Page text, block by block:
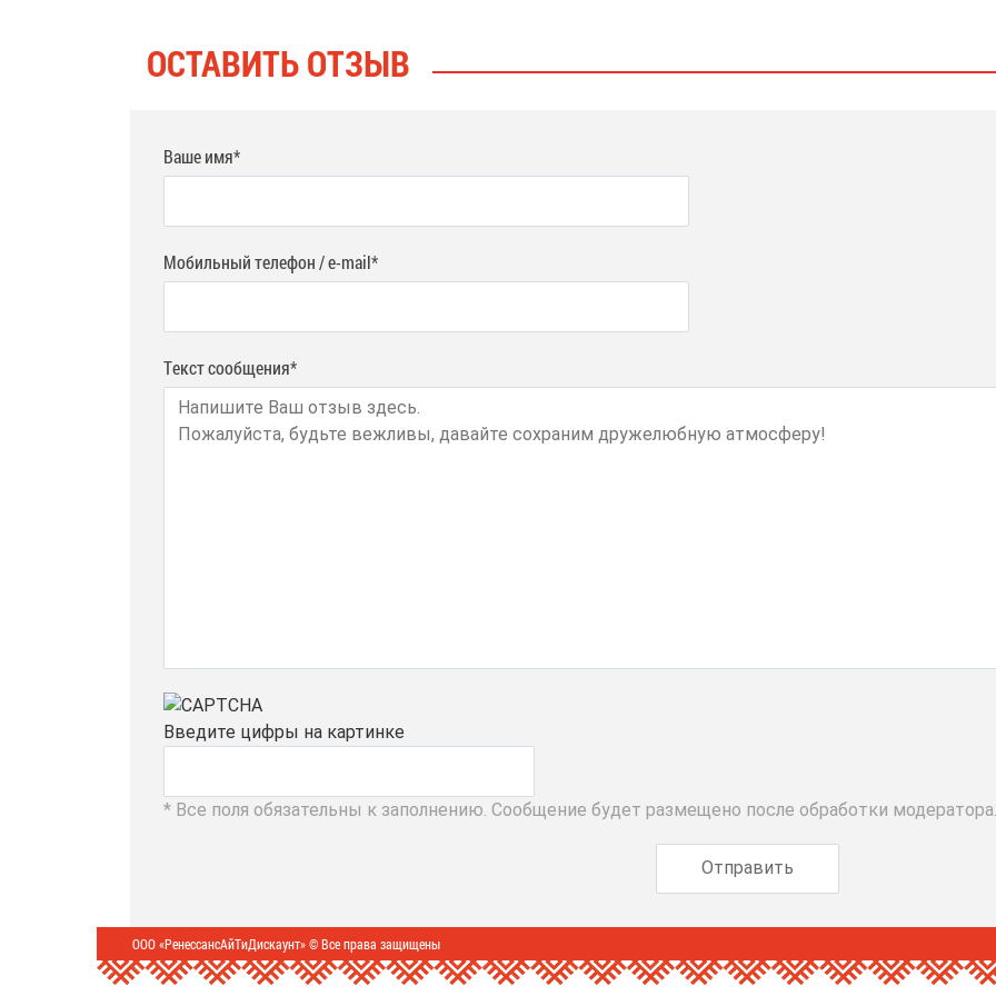
ОСТАВИТЬ ОТЗЫВ
Ваше имя*
Мобильный телефон / e-mail*
Текст сообщения*
Введите цифры на картинке
* Все поля обязательны к заполнению. Сообщение будет размещено после обработки модератора.
ООО «РенессансАйТиДискаунт» © Все права защищены